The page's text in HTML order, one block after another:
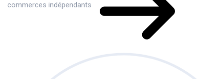
commerces indépendants